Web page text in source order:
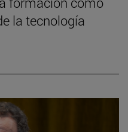
la tecnología